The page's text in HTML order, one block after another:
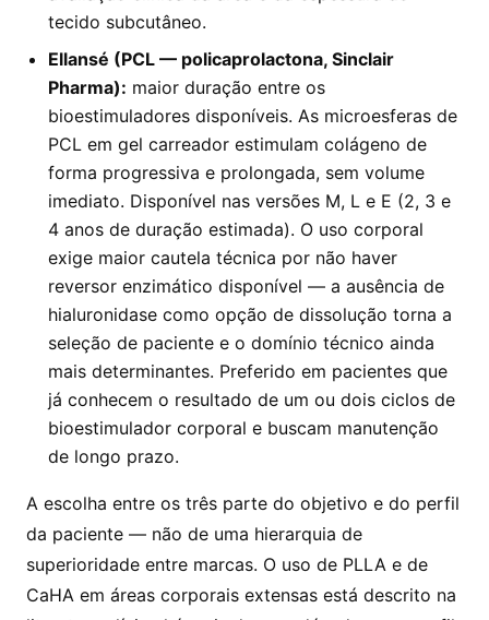
tecido subcutâneo.
Ellansé (PCL — policaprolactona, Sinclair
Pharma): maior duração entre os
bioestimuladores disponíveis. As microesferas de
PCL em gel carreador estimulam colágeno de
forma progressiva e prolongada, sem volume
imediato. Disponível nas versões M, L e E (2, 3 e
4 anos de duração estimada). O uso corporal
exige maior cautela técnica por não haver
reversor enzimático disponível — a ausência de
hialuronidase como opção de dissolução torna a
seleção de paciente e o domínio técnico ainda
mais determinantes. Preferido em pacientes que
já conhecem o resultado de um ou dois ciclos de
bioestimulador corporal e buscam manutenção
de longo prazo.
A escolha entre os três parte do objetivo e do perfil
da paciente — não de uma hierarquia de
superioridade entre marcas. O uso de PLLA e de
CaHA em áreas corporais extensas está descrito na